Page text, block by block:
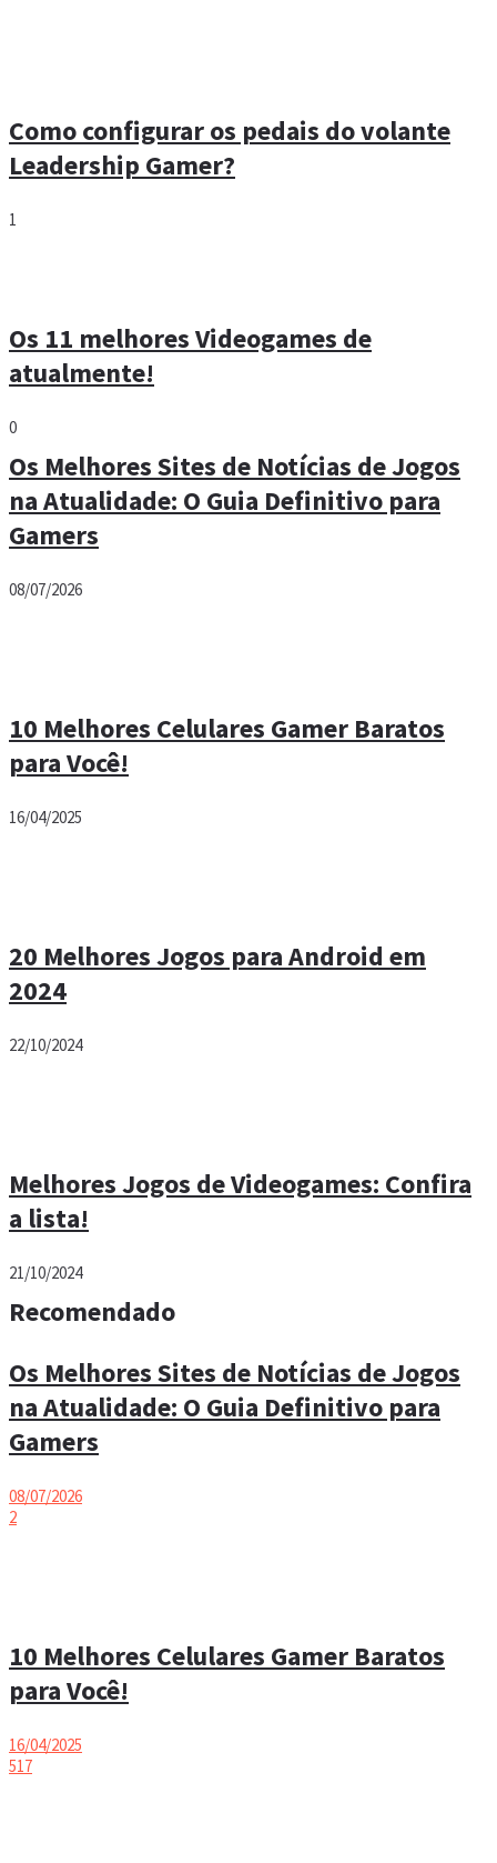
Como configurar os pedais do volante
Leadership Gamer?
1
Os 11 melhores Videogames de
atualmente!
0
Os Melhores Sites de Notícias de Jogos
na Atualidade: O Guia Definitivo para
Gamers
08/07/2026
10 Melhores Celulares Gamer Baratos
para Você!
16/04/2025
20 Melhores Jogos para Android em
2024
22/10/2024
Melhores Jogos de Videogames: Confira
a lista!
21/10/2024
Recomendado
Os Melhores Sites de Notícias de Jogos
na Atualidade: O Guia Definitivo para
Gamers
08/07/2026
2
10 Melhores Celulares Gamer Baratos
para Você!
16/04/2025
517